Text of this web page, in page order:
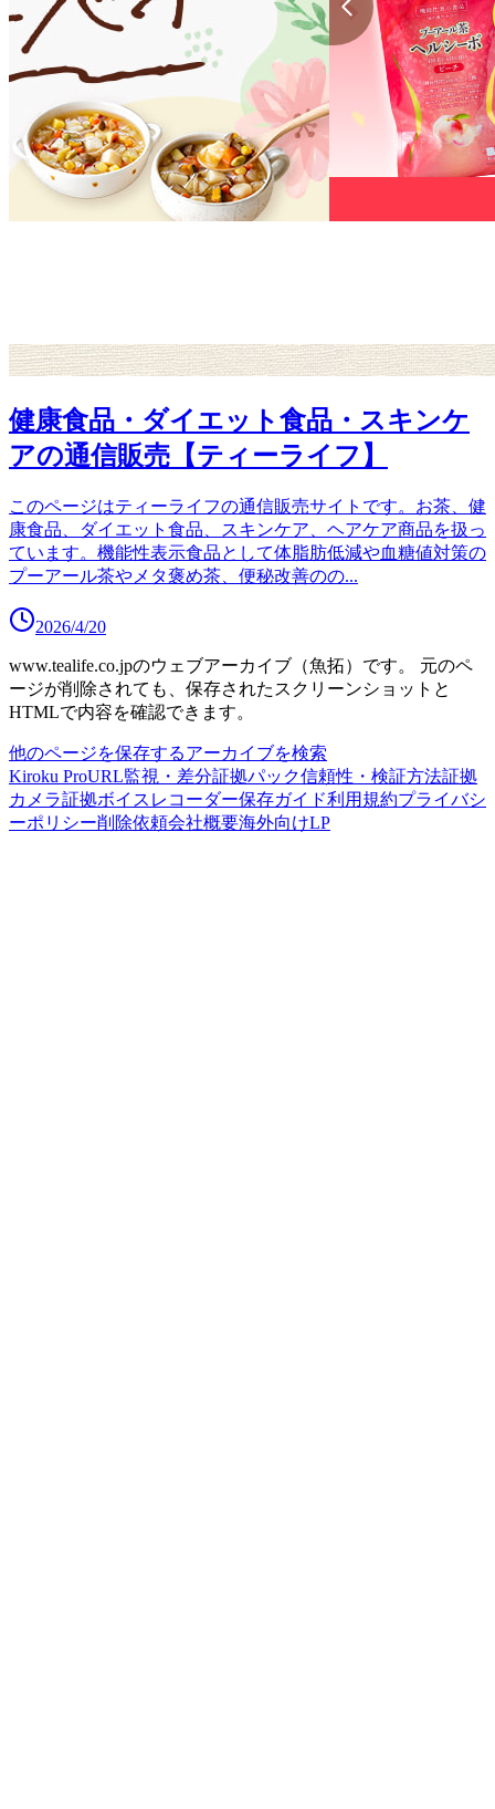
健康食品・ダイエット食品・スキンケ
アの通信販売【ティーライフ】
このページはティーライフの通信販売サイトです。お茶、健
康食品、ダイエット食品、スキンケア、ヘアケア商品を扱っ
ています。機能性表示食品として体脂肪低減や血糖値対策の
プーアール茶やメタ褒め茶、便秘改善のの...
2026/4/20
www.tealife.co.jpのウェブアーカイブ（魚拓）です。
元のペ
ージが削除されても、保存されたスクリーンショットと
HTMLで内容を確認できます。
他のページを保存するアーカイブを検索
Kiroku ProURL監視・差分証拠パック信頼性・検証方法証拠
カメラ証拠ボイスレコーダー保存ガイド利用規約プライバシ
ーポリシー削除依頼会社概要海外向けLP